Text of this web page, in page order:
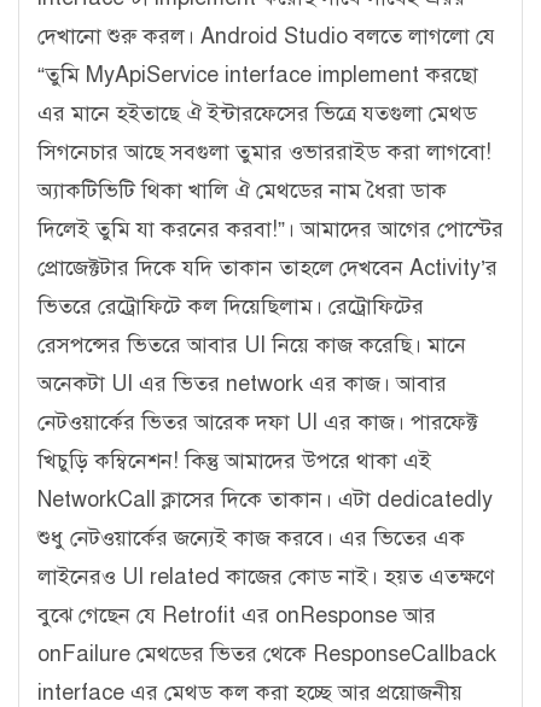
দেখানো শুরু করল। Android Studio বলতে লাগলো যে
“তুমি MyApiService interface implement করছো
এর মানে হইতাছে ঐ ইন্টারফেসের ভিত্রে যতগুলা মেথড
সিগনেচার আছে সবগুলা তুমার ওভাররাইড করা লাগবো!
অ্যাকটিভিটি থিকা খালি ঐ মেথডের নাম ধৈরা ডাক
দিলেই তুমি যা করনের করবা!”। আমাদের আগের পোস্টের
প্রোজেক্টটার দিকে যদি তাকান তাহলে দেখবেন Activity’র
ভিতরে রেট্রোফিটে কল দিয়েছিলাম। রেট্রোফিটের
রেসপন্সের ভিতরে আবার UI নিয়ে কাজ করেছি। মানে
অনেকটা UI এর ভিতর network এর কাজ। আবার
নেটওয়ার্কের ভিতর আরেক দফা UI এর কাজ। পারফেক্ট
খিচুড়ি কম্বিনেশন! কিন্তু আমাদের উপরে থাকা এই
NetworkCall ক্লাসের দিকে তাকান। এটা dedicatedly
শুধু নেটওয়ার্কের জন্যেই কাজ করবে। এর ভিতের এক
লাইনেরও UI related কাজের কোড নাই। হয়ত এতক্ষণে
বুঝে গেছেন যে Retrofit এর onResponse আর
onFailure মেথডের ভিতর থেকে ResponseCallback
interface এর মেথড কল করা হচ্ছে আর প্রয়োজনীয়